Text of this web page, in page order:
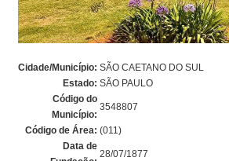
Cidade/Município: SÃO CAETANO DO SUL
Estado: SÃO PAULO
Código do
Município:
3548807
Código de Área: (011)
Data de
28/07/1877